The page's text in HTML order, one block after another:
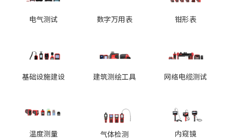
电气测试 数字万用表 钳形表
基础设施建设 建筑测绘工具 网络电缆测试
温度测量 气体检测 内窥镜